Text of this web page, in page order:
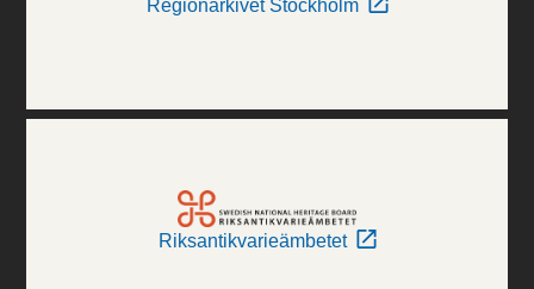
Regionarkivet Stockholm
Riksantikvarieämbetet